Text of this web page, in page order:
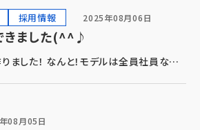
採用情報 2025年08月06日
きました(^^♪
ました！ なんと！モデルは全員社員なん
08月05日